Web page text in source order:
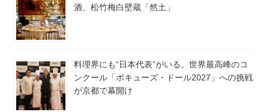
酒、松竹梅白壁蔵「然土」
料理界にも“日本代表”がいる。世界最高峰のコ
ンクール「ボキューズ・ドール2027」への挑戦
が京都で幕開け